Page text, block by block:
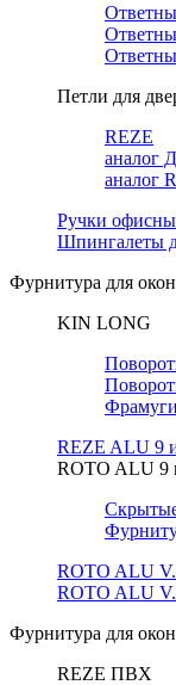
Петли для
REZE
аналог
аналог
Ручки
Шпингалеты
Фурнитура для
KIN LONG
REZE ALU 9
ROTO ALU 9
ROTO ALU
ROTO ALU
Фурнитура для
REZE ПВХ